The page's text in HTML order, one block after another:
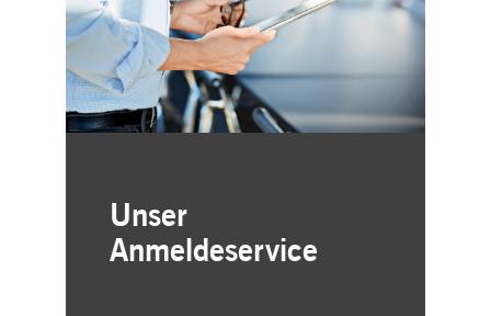
Unser
Anmeldeservice